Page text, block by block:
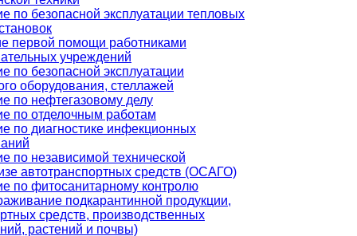
по безопасной эксплуатации тепловых
первой помощи работниками
учреждений
по безопасной эксплуатации
оборудования, стеллажей
по нефтегазовому делу
по отделочным работам
по диагностике инфекционных
по независимой технической
автотранспортных средств (ОСАГО)
по фитосанитарному контролю
подкарантинной продукции,
средств, производственных
растений и почвы)